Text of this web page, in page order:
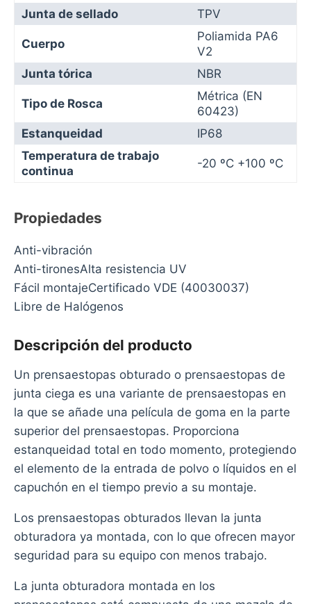
Junta de sellado
TPV
Cuerpo
Poliamida PA6
V2
Junta tórica
NBR
Tipo de Rosca
Métrica (EN
60423)
Estanqueidad
IP68
Temperatura de trabajo
continua
-20 ºC +100 ºC
Propiedades
Anti-vibración
Anti-tironesAlta resistencia UV
Fácil montajeCertificado VDE (40030037)
Libre de Halógenos
Descripción del producto
Un prensaestopas obturado o prensaestopas de
junta ciega es una variante de prensaestopas en
la que se añade una película de goma en la parte
superior del prensaestopas. Proporciona
estanqueidad total en todo momento, protegiendo
el elemento de la entrada de polvo o líquidos en el
capuchón en el tiempo previo a su montaje.
Los prensaestopas obturados llevan la junta
obturadora ya montada, con lo que ofrecen mayor
seguridad para su equipo con menos trabajo.
La junta obturadora montada en los